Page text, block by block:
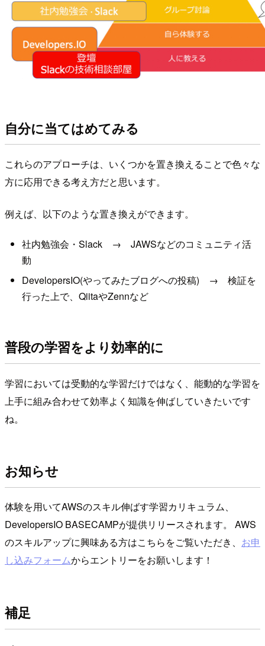
自分に当てはめてみる
これらのアプローチは、いくつかを置き換えることで色々な
方に応用できる考え方だと思います。
例えば、以下のような置き換えができます。
社内勉強会・Slack → JAWSなどのコミュニティ活
動
DevelopersIO(やってみたブログへの投稿) → 検証を
行った上で、QiitaやZennなど
普段の学習をより効率的に
学習においては受動的な学習だけではなく、能動的な学習を
上手に組み合わせて効率よく知識を伸ばしていきたいです
ね。
お知らせ
体験を用いてAWSのスキル伸ばす学習カリキュラム、
DevelopersIO BASECAMPが提供リリースされます。 AWS
のスキルアップに興味ある方はこちらをご覧いただき、 お申
し込みフォームからエントリーをお願いします！
補足